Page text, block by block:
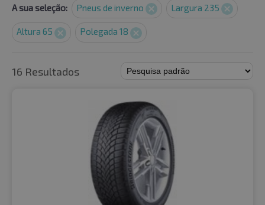
A sua seleção: Pneus de inverno Largura 235
Altura 65 Polegada 18
16 Resultados